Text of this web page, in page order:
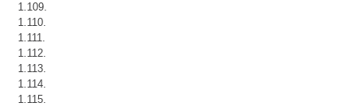
1.109.
1.110.
1.111.
1.112.
1.113.
1.114.
1.115.